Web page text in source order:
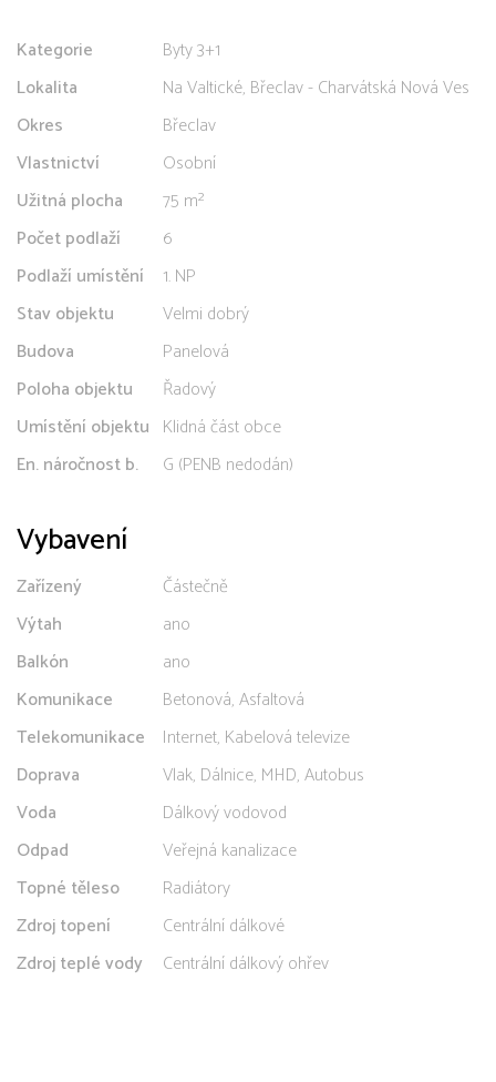
Kategorie
Byty 3+1
Lokalita
Na Valtické, Břeclav - Charvátská Nová Ves
Okres
Břeclav
Vlastnictví
Osobní
Užitná plocha
75 m²
Počet podlaží
6
Podlaží umístění
1. NP
Stav objektu
Velmi dobrý
Budova
Panelová
Poloha objektu
Řadový
Umístění objektu Klidná část obce
En. náročnost b.
G (PENB nedodán)
Vybavení
Zařízený
Částečně
Výtah
ano
Balkón
ano
Komunikace
Betonová, Asfaltová
Telekomunikace
Internet, Kabelová televize
Doprava
Vlak, Dálnice, MHD, Autobus
Voda
Dálkový vodovod
Odpad
Veřejná kanalizace
Topné těleso
Radiátory
Zdroj topení
Centrální dálkové
Zdroj teplé vody
Centrální dálkový ohřev